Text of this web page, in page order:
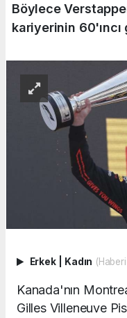
Böylece
kariyerinin
Erkek Kadın
Kanada'nın
Gilles Villeneuve